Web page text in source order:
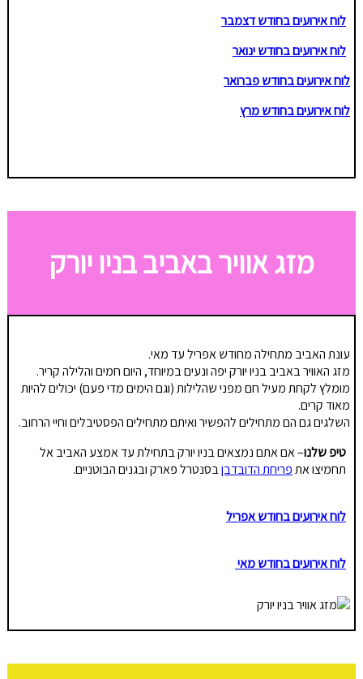
לוח אירועים בחודש דצמבר
לוח אירועים בחודש ינואר
לוח אירועים בחודש פברואר
לוח אירועים בחודש מרץ
מזג אוויר באביב בניו יורק
עונת האביב מתחילה מחודש אפריל עד מאי.
מזג האוויר באביב בניו יורק יפה ונעים במיוחד, היום חמים והלילה קריר.
מומלץ לקחת מעיל חם מפני שהלילות (וגם הימים מדי פעם) יכולים להיות
מאוד קרים.
השלגים גם הם מתחילים להפשיר ואיתם מתחילים הפסטיבלים וחיי הרחוב.
טיפ שלנו– אם אתם נמצאים בניו יורק בתחילת עד אמצע האביב אל
תחמיצו אתפריחת הדובדבןבסנטרל פארק ובגנים הבוטניים.
לוח אירועים בחודש אפריל
לוח אירועים בחודש מאי